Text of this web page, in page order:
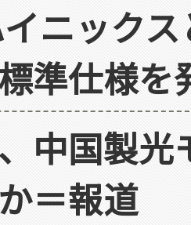
ニック
準仕様を
中国製光
＝報道